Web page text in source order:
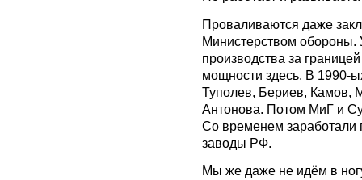
Проваливаются даже
Министерством обороны.
производства за
мощности здесь. В
Туполев, Бериев, Камов,
Антонова. Потом МиГ и
Со временем заработали
заводы РФ.
Мы же даже не идём в